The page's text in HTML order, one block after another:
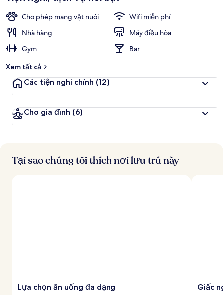
Cho phép mang vật nuôi
Wifi miễn phí
Nhà hàng
Máy điều hòa
Gym
Bar
Xem tất cả
Các tiện nghi chính (12)
Cho gia đình (6)
Tại sao chúng tôi thích nơi lưu trú này
Lựa chọn ăn uống đa dạng Giấc